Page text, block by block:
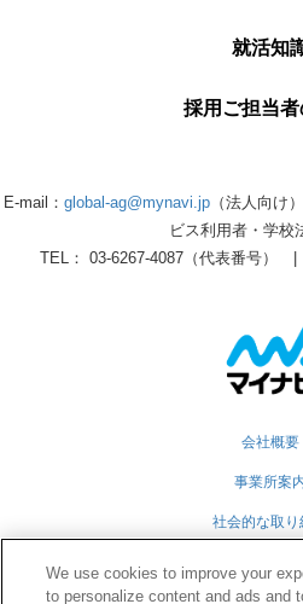
就活知
採用ご担当
E-mail： global-ag@mynavi.jp （法人向
ビス利用者・学校
TEL： 03-6267-4087（代表番号） |
会社概要
事業所案
社会的な取り
We use cookies to improve your
to personalize content and ads and